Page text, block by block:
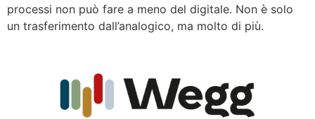
processi non può fare a meno del digitale. Non è solo
un trasferimento dall’analogico, ma molto di più.